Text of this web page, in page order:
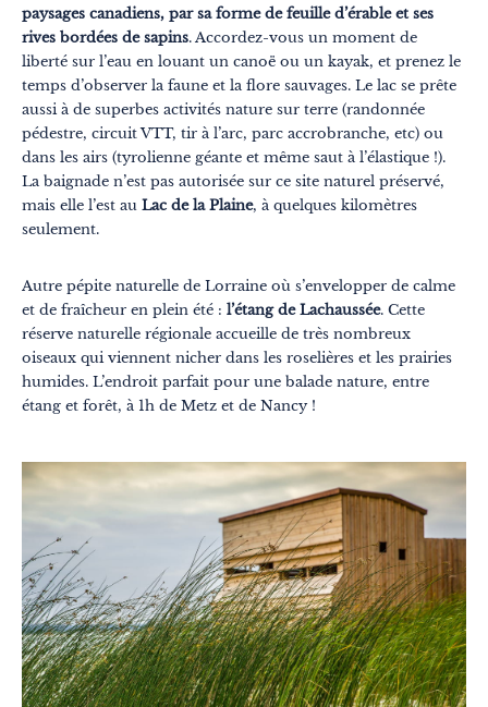
paysages canadiens, par sa forme de feuille d’érable et ses
rives bordées de sapins. Accordez-vous un moment de
liberté sur l’eau en louant un canoë ou un kayak, et prenez le
temps d’observer la faune et la flore sauvages. Le lac se prête
aussi à de superbes activités nature sur terre (randonnée
pédestre, circuit VTT, tir à l’arc, parc accrobranche, etc) ou
dans les airs (tyrolienne géante et même saut à l’élastique !).
La baignade n’est pas autorisée sur ce site naturel préservé,
mais elle l’est au Lac de la Plaine, à quelques kilomètres
seulement.
Autre pépite naturelle de Lorraine où s’envelopper de calme
et de fraîcheur en plein été : l’étang de Lachaussée. Cette
réserve naturelle régionale accueille de très nombreux
oiseaux qui viennent nicher dans les roselières et les prairies
humides. L’endroit parfait pour une balade nature, entre
étang et forêt, à 1h de Metz et de Nancy !